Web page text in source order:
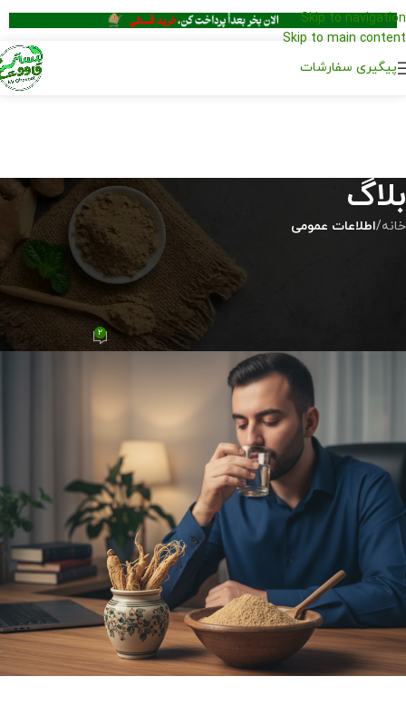
Skip to navigation
Skip to main content
پیگیری سفارشات
بلاگ
خانه/اطلاعات عمومی
اطلاعات عمومی
تقویت قوای جنسی مردان با
روش‌های طبیعی
تیم محتوا مسترقاووت در آبان 11, 1404 2